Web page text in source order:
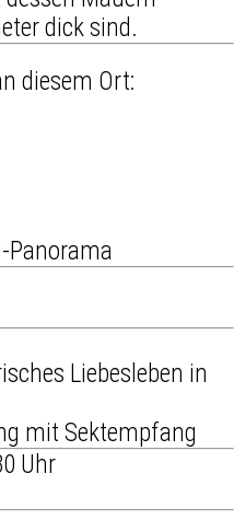
dick sind.
diesem Ort:
Panorama
Liebesleben in
mit Sektempfang
Uhr